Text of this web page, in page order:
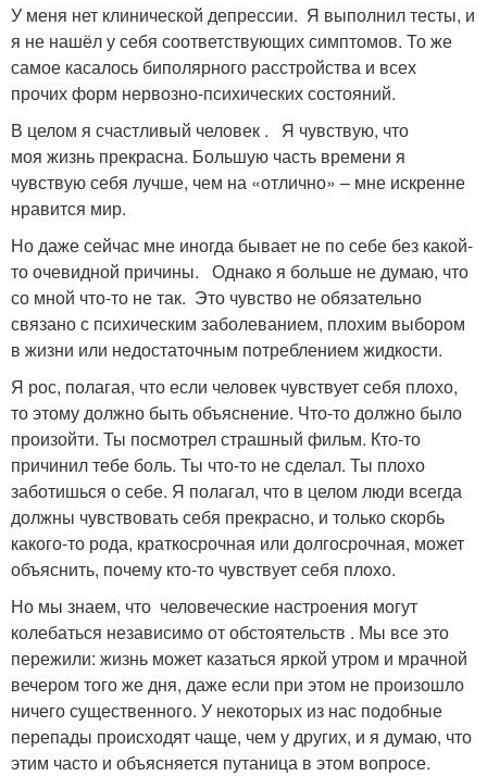
У меня нет клинической депрессии. Я выполнил тесты, и
я не нашёл у себя соответствующих симптомов. То же
самое касалось биполярного расстройства и всех
прочих форм нервозно-психических состояний.
В целом я счастливый человек . Я чувствую, что
моя жизнь прекрасна. Большую часть времени я
чувствую себя лучше, чем на «отлично» – мне искренне
нравится мир.
Но даже сейчас мне иногда бывает не по себе без какой-
то очевидной причины. Однако я больше не думаю, что
со мной что-то не так. Это чувство не обязательно
связано с психическим заболеванием, плохим выбором
в жизни или недостаточным потреблением жидкости.
Я рос, полагая, что если человек чувствует себя плохо,
то этому должно быть объяснение. Что-то должно было
произойти. Ты посмотрел страшный фильм. Кто-то
причинил тебе боль. Ты что-то не сделал. Ты плохо
заботишься о себе. Я полагал, что в целом люди всегда
должны чувствовать себя прекрасно, и только скорбь
какого-то рода, краткосрочная или долгосрочная, может
объяснить, почему кто-то чувствует себя плохо.
Но мы знаем, что человеческие настроения могут
колебаться независимо от обстоятельств . Мы все это
пережили: жизнь может казаться яркой утром и мрачной
вечером того же дня, даже если при этом не произошло
ничего существенного. У некоторых из нас подобные
перепады происходят чаще, чем у других, и я думаю, что
этим часто и объясняется путаница в этом вопросе.